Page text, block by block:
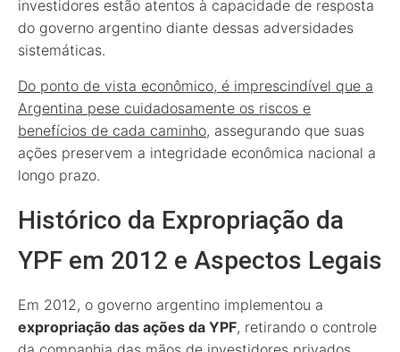
investidores estão atentos à capacidade de resposta
do governo argentino diante dessas adversidades
sistemáticas.
Do ponto de vista econômico, é imprescindível que a
Argentina pese cuidadosamente os riscos e
benefícios de cada caminho, assegurando que suas
ações preservem a integridade econômica nacional a
longo prazo.
Histórico da Expropriação da
YPF em 2012 e Aspectos Legais
Em 2012, o governo argentino implementou a
expropriação das ações da YPF, retirando o controle